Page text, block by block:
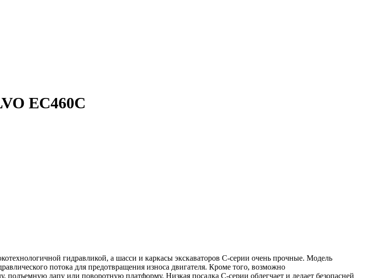
EC460C
гидравликой, а шасси и каркасы экскаваторов С-серии очень прочные. Модель
потока для предотвращения износа двигателя. Кроме того, возможно
подъемную лапу или поворотную платформу. Низкая посадка С-серии облегчает и делает безопасней